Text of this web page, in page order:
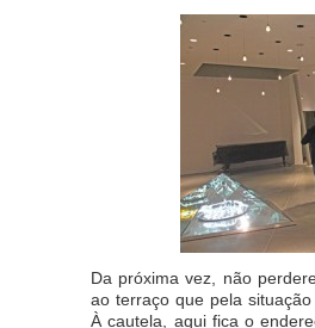
Da próxima vez, não
ao terraço que pela
À cautela, aqui fica o